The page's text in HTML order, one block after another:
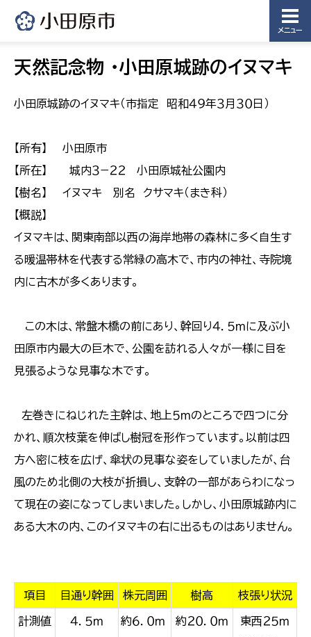
メニュー
天然記念物 ・小田原城跡のイヌマキ
小田原城跡のイヌマキ（市指定 昭和４９年３月３０日）
【所有】 小田原市
【所在】 城内３−２２ 小田原城祉公園内
【樹名】 イヌマキ 別名 クサマキ（まき科）
【概説】
イヌマキは、関東南部以西の海岸地帯の森林に多く自生す
る暖温帯林を代表する常緑の高木で、市内の神社、寺院境
内に古木が多くあります。
この木は、常盤木橋の前にあり、幹回り４．５ｍに及ぶ小
田原市内最大の巨木で、公園を訪れる人々が一様に目を
見張るような見事な木です。
左巻きにねじれた主幹は、地上５ｍのところで四つに分
かれ、順次枝葉を伸ばし樹冠を形作っています。以前は四
方へ密に枝を広げ、傘状の見事な姿をしていましたが、台
風のため北側の大枝が折損し、支幹の一部があらわになっ
て現在の姿になってしまいました。しかし、小田原城跡内に
ある大木の内、このイヌマキの右に出るものはありません。
項目 目通り幹囲 株元周囲 樹高 枝張り状況
計測値 ４．５ｍ 約６．０ｍ 約２０．０ｍ
東西２５ｍ